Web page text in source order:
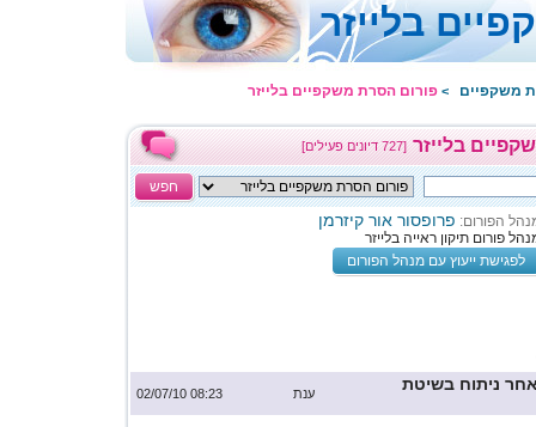
בלייזר
משקפיים > פורום הסרת משקפיים בלייזר
[727 דיונים פעילים] בלייזר
חפש
הפורום: פרופסור אור קיזרמן
פורום תיקון ראייה בלייזר
לפגישת ייעוץ עם מנהל הפורום
08:23 02/07/10 ענת ניתוח בשיטת